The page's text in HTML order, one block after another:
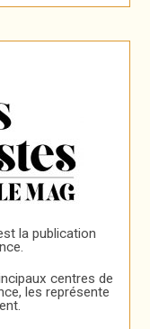
la publication
centres de
les représente